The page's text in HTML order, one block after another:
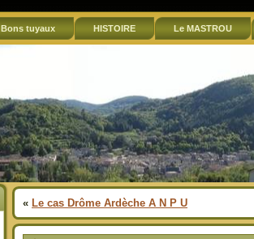
Bons tuyaux HISTOIRE Le MASTROU
« Le cas Drôme Ardèche A N P U